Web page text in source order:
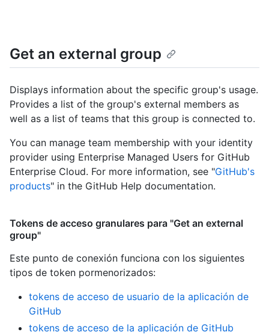
Get an external group
Displays information about the specific group's usage.
Provides a list of the group's external members as
well as a list of teams that this group is connected to.
You can manage team membership with your identity
provider using Enterprise Managed Users for GitHub
Enterprise Cloud. For more information, see "GitHub's
products" in the GitHub Help documentation.
Tokens de acceso granulares para "Get an external
group"
Este punto de conexión funciona con los siguientes
tipos de token pormenorizados:
tokens de acceso de usuario de la aplicación de
GitHub
tokens de acceso de la aplicación de GitHub